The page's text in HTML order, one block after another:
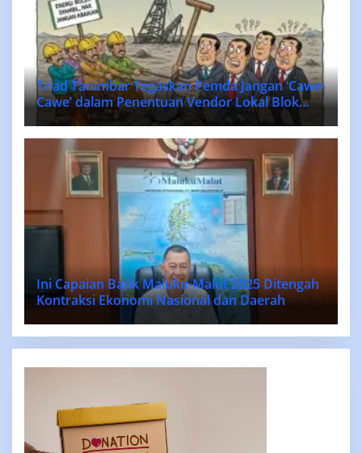
Triad Tanimbar Tegaskan Pemda Jangan ‘Cawe-
Cawe’ dalam Penentuan Vendor Lokal Blok
MASELA.
Ini Capaian Bank Maluku-Malut 2025 Ditengah
Kontraksi Ekonomi Nasional dan Daerah